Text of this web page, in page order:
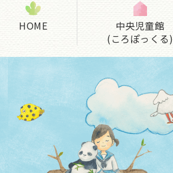
HOME
中央児童館
(ころぽっくる)